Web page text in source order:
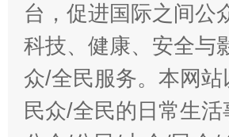
台，促进国际之间公
科技、健康、安全与
众/全民服务。本网
民众/全民的日常生